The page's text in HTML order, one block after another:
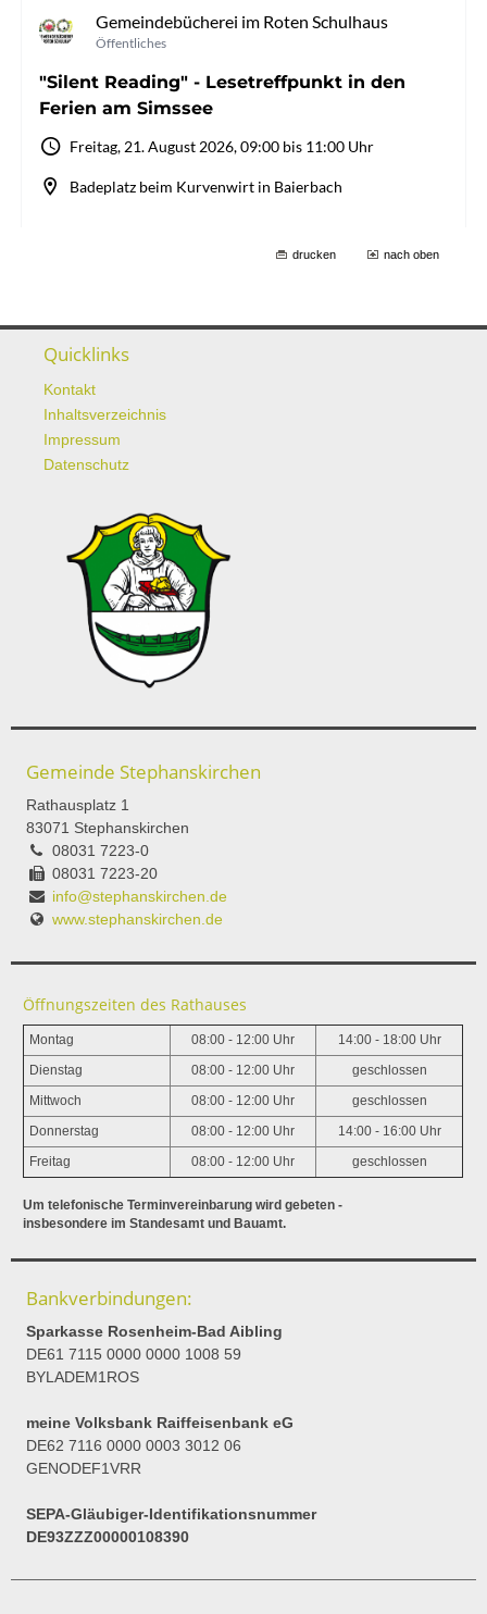
drucken nach oben
Quicklinks
Kontakt
Inhaltsverzeichnis
Impressum
Datenschutz
Gemeinde Stephanskirchen
Rathausplatz 1
83071 Stephanskirchen
08031 7223-0
08031 7223-20
info@stephanskirchen.de
www.stephanskirchen.de
Öffnungszeiten des Rathauses
Montag 08:00 - 12:00 Uhr 14:00 - 18:00 Uhr
Dienstag 08:00 - 12:00 Uhr geschlossen
Mittwoch 08:00 - 12:00 Uhr geschlossen
Donnerstag 08:00 - 12:00 Uhr 14:00 - 16:00 Uhr
Freitag 08:00 - 12:00 Uhr geschlossen
Um telefonische Terminvereinbarung wird gebeten -
insbesondere im Standesamt und Bauamt.
Bankverbindungen:
Sparkasse Rosenheim-Bad Aibling
DE61 7115 0000 0000 1008 59
BYLADEM1ROS
meine Volksbank Raiffeisenbank eG
DE62 7116 0000 0003 3012 06
GENODEF1VRR
SEPA-Gläubiger-Identifikationsnummer
DE93ZZZ00000108390